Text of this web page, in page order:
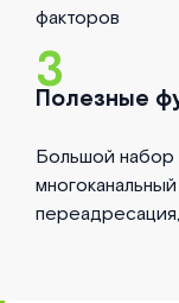
факторов
3
Полезные
Большой набор